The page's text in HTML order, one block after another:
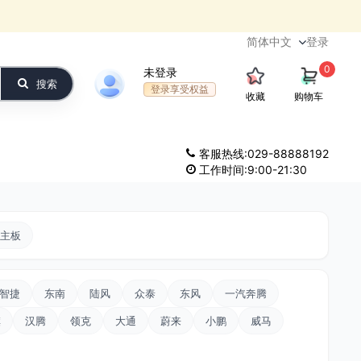
登录
搜索
未登录
登录享受权益
收藏 购物车
0
客服热线:029-88888192
工作时间:9:00-21:30
板
捷 东南 陆风 众泰 东风 一汽奔腾
汉腾 领克 大通 蔚来 小鹏 威马